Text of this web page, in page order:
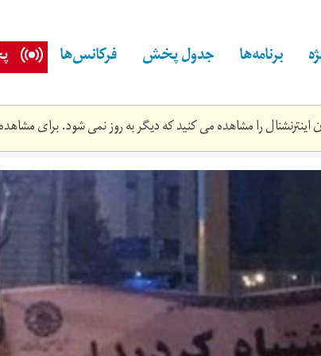
برنامه‌ها جدول پخش فرکانس‌ها
را مشاهده می کنید که دیگر به روز نمی شود. برای